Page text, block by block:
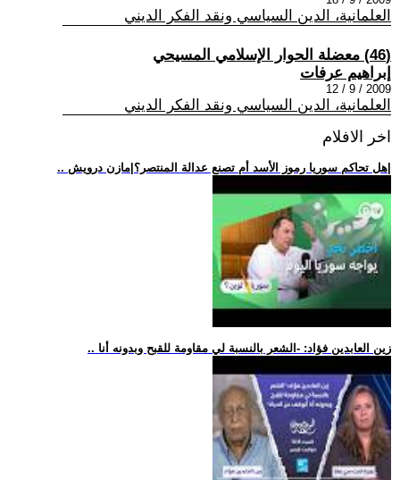
العلمانية، الدين السياسي ونقد الفكر الديني
(46) معضلة الحوار الإسلامي المسيحي
إبراهيم عرفات
2009 / 9 / 12
العلمانية، الدين السياسي ونقد الفكر الديني
اخر الافلام
.. زين العابدين فؤاد: -الشعر بالنسبة لي مقاومة للقبح وبدونه أنا